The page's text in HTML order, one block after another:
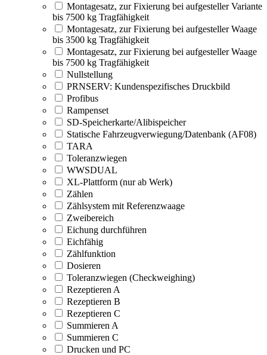
Montagesatz, zur Fixierung bei aufgesteller Variante
bis 7500 kg Tragfähigkeit
Montagesatz, zur Fixierung bei aufgesteller Waage
bis 3500 kg Tragfähigkeit
Montagesatz, zur Fixierung bei aufgesteller Waage
bis 7500 kg Tragfähigkeit
Nullstellung
PRNSERV: Kundenspezifisches Druckbild
Profibus
Rampenset
SD-Speicherkarte/Alibispeicher
Statische Fahrzeugverwiegung/Datenbank (AF08)
TARA
Toleranzwiegen
WWSDUAL
XL-Plattform (nur ab Werk)
Zählen
Zählsystem mit Referenzwaage
Zweibereich
Eichung durchführen
Eichfähig
Zählfunktion
Dosieren
Toleranzwiegen (Checkweighing)
Rezeptieren A
Rezeptieren B
Rezeptieren C
Summieren A
Summieren C
Drucken und PC